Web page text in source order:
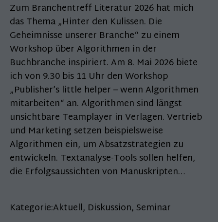
Zum Branchentreff Literatur 2026 hat mich
das Thema „Hinter den Kulissen. Die
Geheimnisse unserer Branche“ zu einem
Workshop über Algorithmen in der
Buchbranche inspiriert. Am 8. Mai 2026 biete
ich von 9.30 bis 11 Uhr den Workshop
„Publisher’s little helper – wenn Algorithmen
mitarbeiten“ an. Algorithmen sind längst
unsichtbare Teamplayer in Verlagen. Vertrieb
und Marketing setzen beispielsweise
Algorithmen ein, um Absatzstrategien zu
entwickeln. Textanalyse-Tools sollen helfen,
die Erfolgsaussichten von Manuskripten…
Kategorie:Aktuell, Diskussion,Seminar